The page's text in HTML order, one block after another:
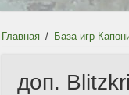
Главная / База игр
доп.